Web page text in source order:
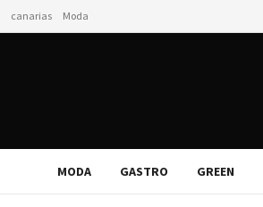
canarias Moda
MODA GASTRO GREEN